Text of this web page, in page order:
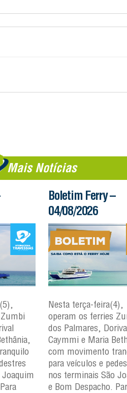
Mais Notícias
Boletim Ferry –
04/08/2026
Nesta terça-feira(4),
operam os ferries
dos Palmares,
Caymmi e Maria
com movimento
para veículos e
nos terminais São
e Bom Despacho.